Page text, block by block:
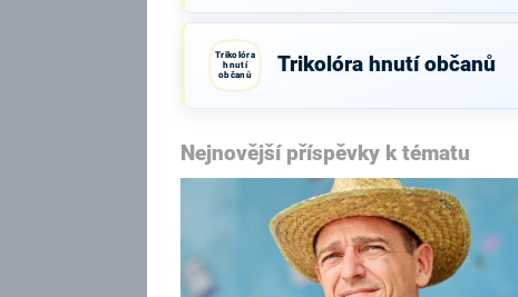
Trikolóra
hnutí
občanů
Trikolóra hnutí občanů
Nejnovější příspěvky k tématu